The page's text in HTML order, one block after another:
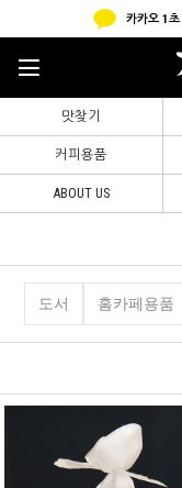
카카오 1
맛찾기
커피용품
ABOUT US
도서 홈카페용품